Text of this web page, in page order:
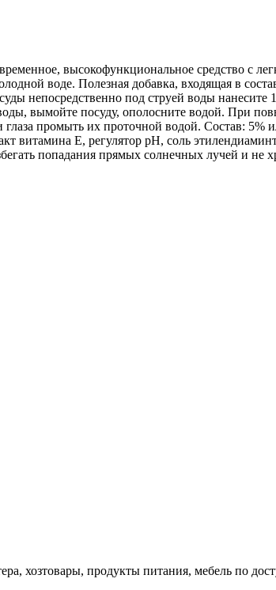
высокофункциональное средство с
воде. Полезная добавка, входящая в
непосредственно под струей воды нанесите
вымойте посуду, ополосните водой. При
промыть их проточной водой. Состав:
Е, регулятор рН, соль
попадания прямых солнечных лучей и не
хозтовары, продукты питания, мебель по